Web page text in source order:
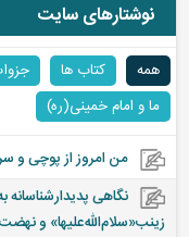
نوشتارهای سایت
همه کتاب ها
ما و امام خمینی(ره)
من امروز از پوچی و
زینب«سلام‌الله‌علیها» و